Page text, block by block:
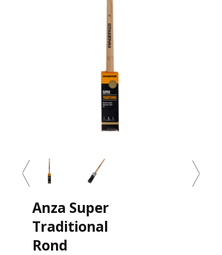
Anza Super
Traditional
Rond